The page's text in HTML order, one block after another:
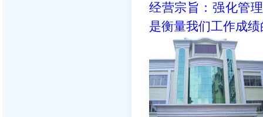
经营宗旨：强化管
是衡量我们工作成